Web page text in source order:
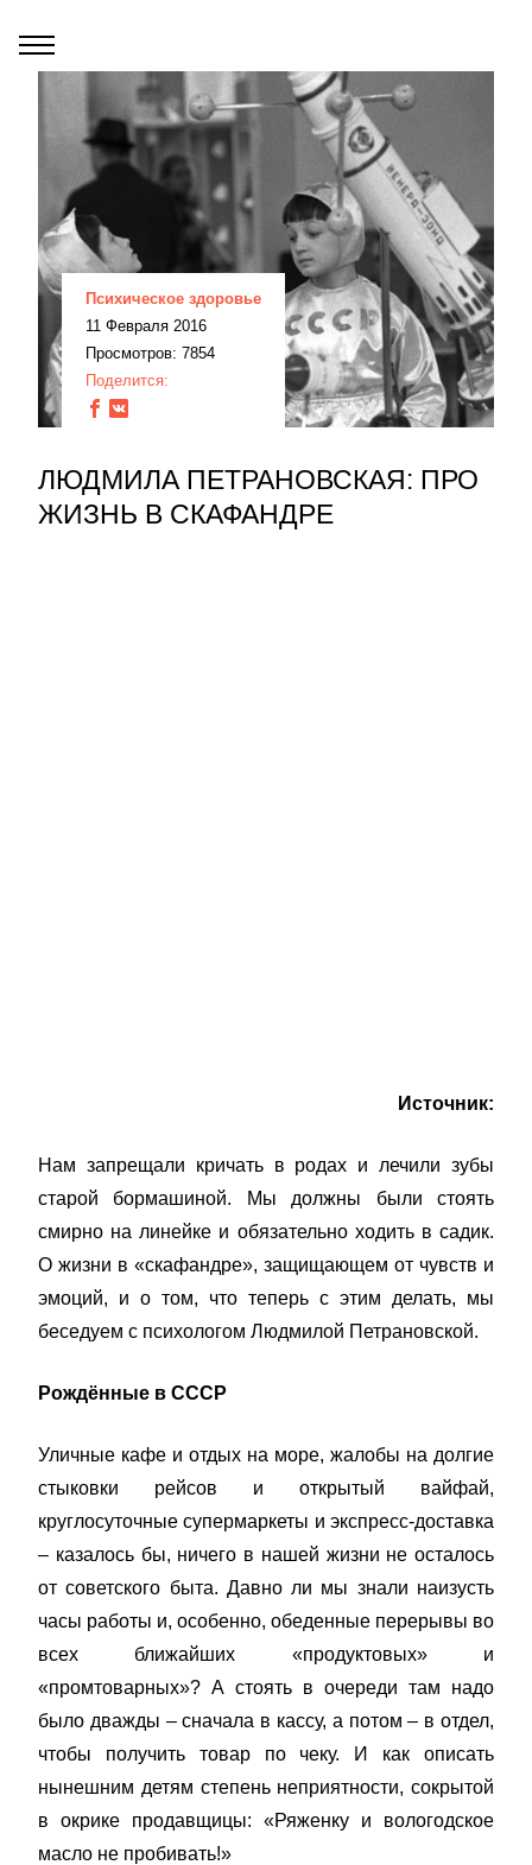
Психическое здоровье
11 Февраля 2016
Просмотров: 7854
Поделится:
ЛЮДМИЛА ПЕТРАНОВСКАЯ: ПРО
ЖИЗНЬ В СКАФАНДРЕ
Источник:
Нам запрещали кричать в родах и лечили зубы
старой бормашиной. Мы должны были стоять
смирно на линейке и обязательно ходить в садик.
О жизни в «скафандре», защищающем от чувств и
эмоций, и о том, что теперь с этим делать, мы
беседуем с психологом Людмилой Петрановской.
Рождённые в СССР
Уличные кафе и отдых на море, жалобы на долгие
стыковки рейсов и открытый вайфай,
круглосуточные супермаркеты и экспресс-доставка
– казалось бы, ничего в нашей жизни не осталось
от советского быта. Давно ли мы знали наизусть
часы работы и, особенно, обеденные перерывы во
всех ближайших «продуктовых» и
«промтоварных»? А стоять в очереди там надо
было дважды – сначала в кассу, а потом – в отдел,
чтобы получить товар по чеку. И как описать
нынешним детям степень неприятности, сокрытой
в окрике продавщицы: «Ряженку и вологодское
масло не пробивать!»